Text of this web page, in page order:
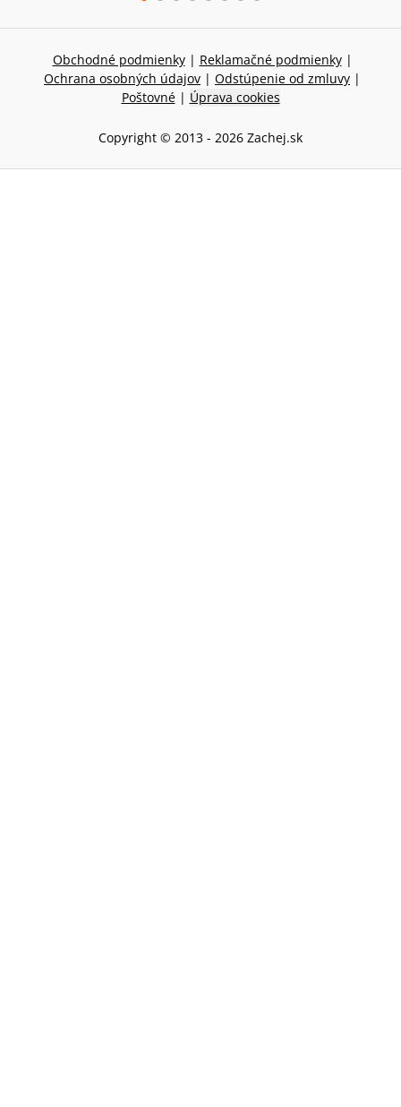
Obchodné podmienky | Reklamačné podmienky |
Ochrana osobných údajov | Odstúpenie od zmluvy |
Poštovné | Úprava cookies
Copyright © 2013 - 2026 Zachej.sk